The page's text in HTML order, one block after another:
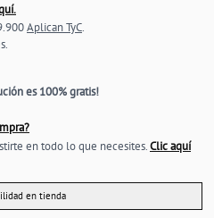
Aplican TyC.
es 100% gratis!
en todo lo que necesites.Clic aquí
en tienda